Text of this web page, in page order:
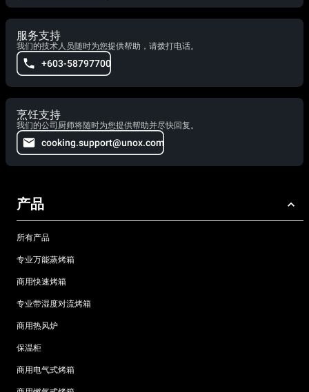
服务支持
我们的技术人员随时为您提供帮助，请拨打电话。
+603-58797700
烹饪支持
我们的公司厨师将随时为您提供帮助并尽快回复。
cooking.support@unox.com
产品
所有产品
专业万能蒸烤箱
商用快速烤箱
专业带湿度对流烤箱
商用热风炉
保温柜
商用电气式烤箱